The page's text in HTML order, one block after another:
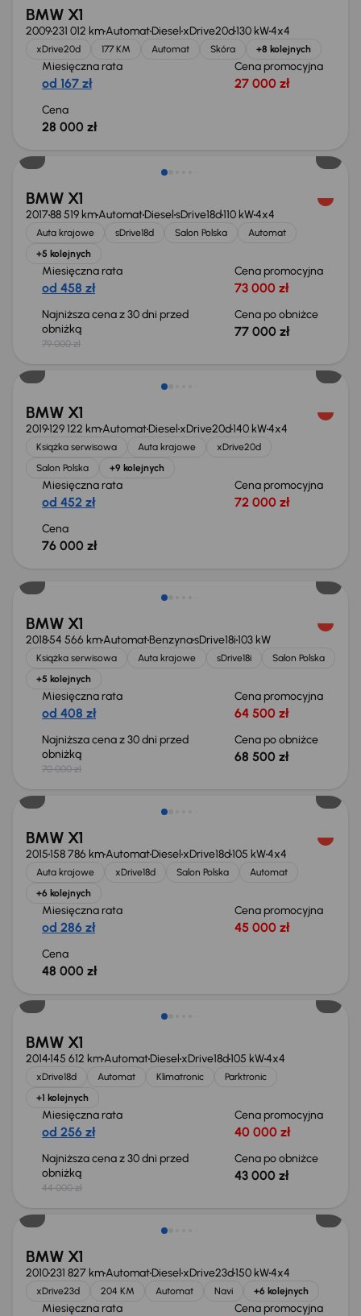
BMW X1
2009231 012 kmAutomatDiesel xDrive20d130 kW4x4
xDrive20d 177 KM Automat Skóra +8 kolejnych
Miesięczna rata
od 167 zł
Cena promocyjna
27 000 zł
Cena
28 000 zł
Taniej o 2 000 zł
BMW X1
201788 519 kmAutomatDieselsDrive18d110 kW4x4
Auta krajowe sDrive18d Salon Polska
Automat
+5 kolejnych
Miesięczna rata
od 458 zł
Cena promocyjna
73 000 zł
Najniższa cena z 30 dni przed
obniżką
79 000 zł
Cena po obniżce
77 000 zł
BMW X1
2019129 122 kmAutomatDiesel xDrive20d140 kW4x4
Książka serwisowa Auta krajowe
xDrive20d
Salon Polska
+9 kolejnych
Miesięczna rata
od 452 zł
Cena promocyjna
72 000 zł
Cena
76 000 zł
BMW X1
201854 566 kmAutomatBenzynasDrive18i103 kW
Książka serwisowa Auta krajowe sDrive18i
Salon Polska
+5 kolejnych
Miesięczna rata
od 408 zł
Cena promocyjna
64 500 zł
Najniższa cena z 30 dni przed
obniżką
70 000 zł
Cena po obniżce
68 500 zł
BMW X1
2015158 786 kmAutomatDiesel xDrive18d105 kW4x4
Auta krajowe xDrive18d Salon Polska
Automat
+6 kolejnych
Miesięczna rata
od 286 zł
Cena promocyjna
45 000 zł
Cena
48 000 zł
Taniej o 1 000 zł
BMW X1
2014145 612 kmAutomatDiesel xDrive18d105 kW4x4
xDrive18d Automat Klimatronic
Parktronic
+1 kolejnych
Miesięczna rata
od 256 zł
Cena promocyjna
40 000 zł
Najniższa cena z 30 dni przed
obniżką
44 000 zł
Cena po obniżce
43 000 zł
BMW X1
2010231 827 kmAutomatDiesel xDrive23d150 kW4x4
xDrive23d 204 KM Automat Navi +6 kolejnych
Miesięczna rata Cena promocyjna